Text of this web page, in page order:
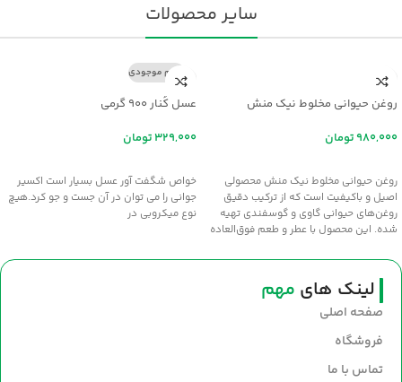
سایر محصولات
روغن حیوانی مخلوط نیک منش
تومان
روغن حیوانی مخلوط نیک منش محصولی
اصیل و باکیفیت است که از ترکیب دقیق
روغن‌های حیوانی گاوی و گوسفندی تهیه
شده. این محصول با عطر و طعم فوق‌العاده
خوش‌عطر و صبحانه‌های مقوی است. سلامت
و طعم اصیل را با روغن نیک‌منش به
سفره‌های خود بیاورید.
اتمام موجودی
عسل کُنار ۹۰۰ گرمی
تومان
خواص شگفت آور عسل بسيار است اکسير
جواني را مي توان در آن جست و جو کرد.هيچ
نوع ميکروبي در
لینک های مهم
صفحه اصلی
فروشگاه
تماس با ما